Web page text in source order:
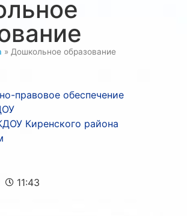
» Дошкольное образование
правовое обеспечение
Киренского района
11:43